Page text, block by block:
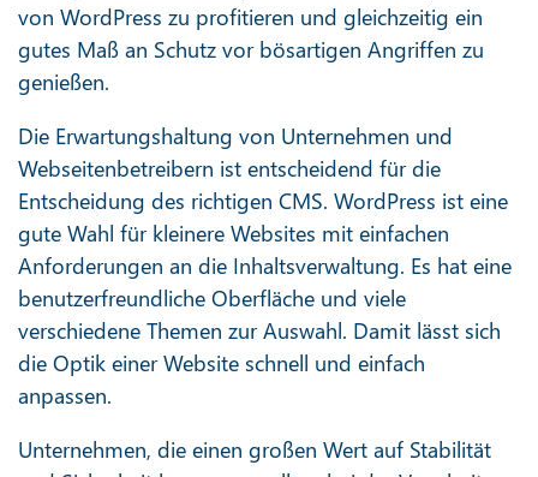
von WordPress zu profitieren und gleichzeitig ein
gutes Maß an Schutz vor bösartigen Angriffen zu
genießen.
Die Erwartungshaltung von Unternehmen und
Webseitenbetreibern ist entscheidend für die
Entscheidung des richtigen CMS. WordPress ist eine
gute Wahl für kleinere Websites mit einfachen
Anforderungen an die Inhaltsverwaltung. Es hat eine
benutzerfreundliche Oberfläche und viele
verschiedene Themen zur Auswahl. Damit lässt sich
die Optik einer Website schnell und einfach
anpassen.
Unternehmen, die einen großen Wert auf Stabilität